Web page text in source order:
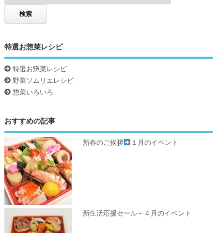
特選お惣菜レシピ
特選お惣菜レシピ
野菜ソムリエレシピ
惣菜いろいろ
おすすめの記事
新春のご挨拶 １月のイベント
新生活応援セール～４月のイベント